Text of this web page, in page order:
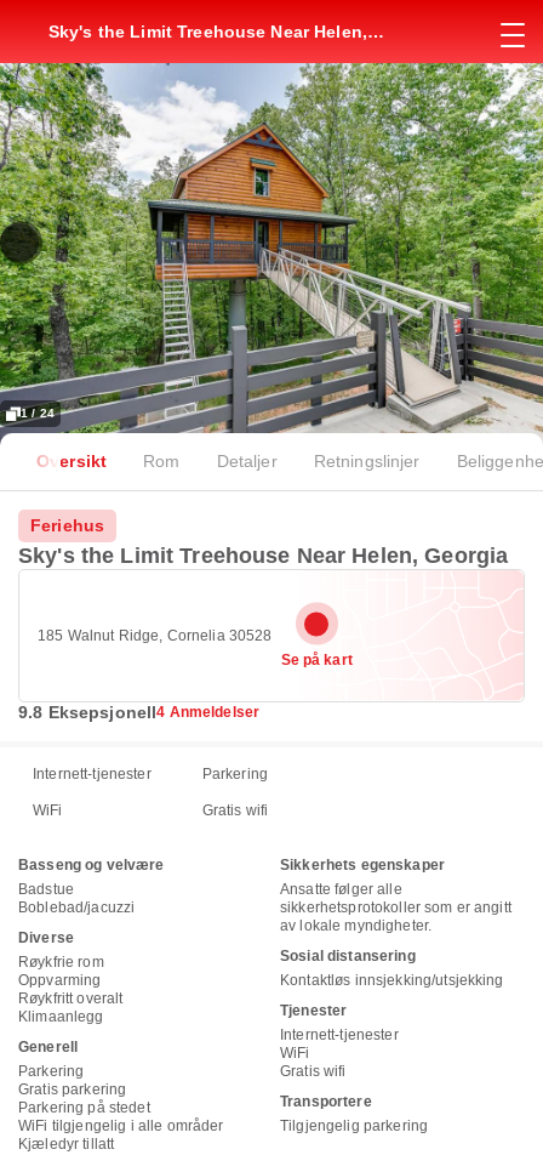
Sky's the Limit Treehouse Near Helen,
1 / 24
Oversikt Rom Detaljer Retningslinjer
Feriehus
Sky's the Limit Treehouse Near Helen, Georgia
185 Walnut Ridge, Cornelia 30528
Se på kart
9.8 Eksepsjonell4 Anmeldelser
Internett-tjenester Parkering
WiFi Gratis wifi
Basseng og velvære
Badstue
Boblebad/jacuzzi
Diverse
Røykfrie rom
Oppvarming
Røykfritt overalt
Klimaanlegg
Generell
Parkering
Gratis parkering
Parkering på stedet
WiFi tilgjengelig i alle områder
Kjæledyr tillatt
Sikkerhets egenskaper
Ansatte følger alle
sikkerhetsprotokoller som er angitt
av lokale myndigheter.
Sosial distansering
Kontaktløs innsjekking/utsjekking
Tjenester
Internett-tjenester
WiFi
Gratis wifi
Transportere
Tilgjengelig parkering